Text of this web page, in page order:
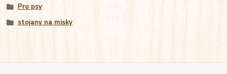
Pro psy
stojany na misky